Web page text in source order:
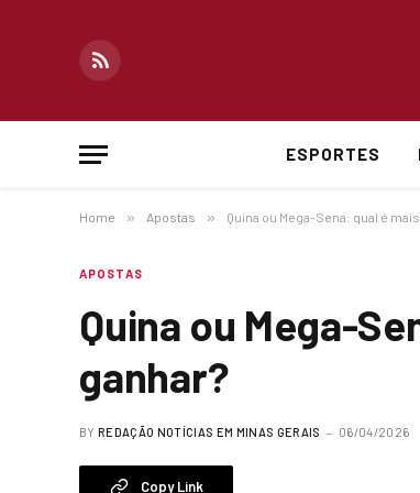
RSS
ESPORTES
Home » Apostas » Quina ou Mega-Sena: qual é
APOSTAS
Quina ou Mega-
ganhar?
BY REDAÇÃO NOTÍCIAS EM MINAS GERAIS 06/04/2026
Copy Link